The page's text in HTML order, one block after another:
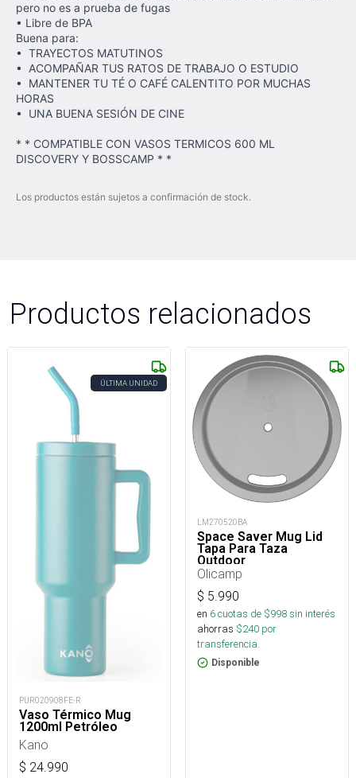
pero no es a prueba de fugas
• Libre de BPA
Buena para:
• TRAYECTOS MATUTINOS
• ACOMPAÑAR TUS RATOS DE TRABAJO O ESTUDIO
• MANTENER TU TÉ O CAFÉ CALENTITO POR MUCHAS
HORAS
• UNA BUENA SESIÓN DE CINE
* * COMPATIBLE CON VASOS TERMICOS 600 ML
DISCOVERY Y BOSSCAMP * *
Los productos están sujetos a confirmación de stock.
Productos relacionados
ÚLTIMA UNIDAD
PUR020908FE-R
Vaso Térmico Mug
1200ml Petróleo
Kano
$ 24.990
LM270520BA
Space Saver Mug Lid
Tapa Para Taza
Outdoor
Olicamp
$ 5.990
en 6cuotas de $998sin interés
ahorras $240 por
transferencia.
Disponible